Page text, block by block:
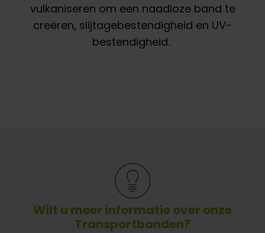
vulkaniseren om een naadloze band te
creëren, slijtagebestendigheid en UV-
bestendigheid.
Wilt u meer informatie over onze
Transportbanden?